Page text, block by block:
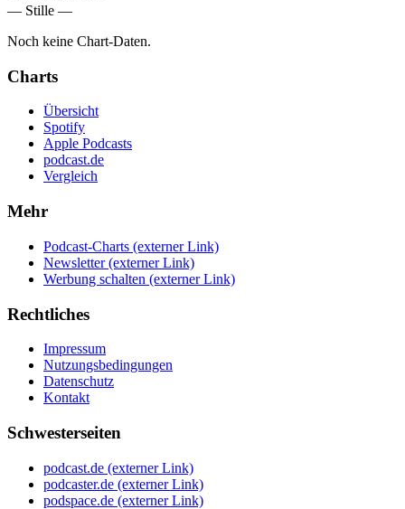
— Stille —
Noch keine Chart-Daten.
Charts
Übersicht
Spotify
Apple Podcasts
podcast.de
Vergleich
Mehr
Podcast-Charts (externer Link)
Newsletter (externer Link)
Werbung schalten (externer Link)
Rechtliches
Impressum
Nutzungsbedingungen
Datenschutz
Kontakt
Schwesterseiten
podcast.de (externer Link)
podcaster.de (externer Link)
podspace.de (externer Link)